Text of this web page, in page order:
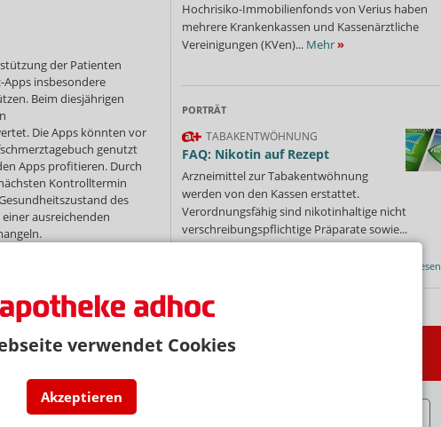
verwendet Cookies
Akzeptieren
der Patienten
insbesondere
Beim diesjährigen
Die Apps könnten vor
genutzt
Apps profitieren. Durch
Kontrolltermin
des
ausreichenden
vom BfArM ins DiGA-
beim BfArM
das Innovationsbüro des
geführt, sodass
Verzeichnis kommen
auf Aufnahme seiner
muss die Anwendung
sein und damit die
erfüllt haben.
Hochrisiko-Immobilienfonds von Verius haben
mehrere Krankenkassen und Kassenärztliche
Vereinigungen (KVen)... Mehr»
PORTRÄT
TABAKENTWÖHNUNG
FAQ: Nikotin auf Rezept
Arzneimittel zur Tabakentwöhnung
werden von den Kassen erstattet.
Verordnungsfähig sind nikotinhaltige nicht
verschreibungspflichtige Präparate sowie...
Mehr»
Alle Porträts lesen